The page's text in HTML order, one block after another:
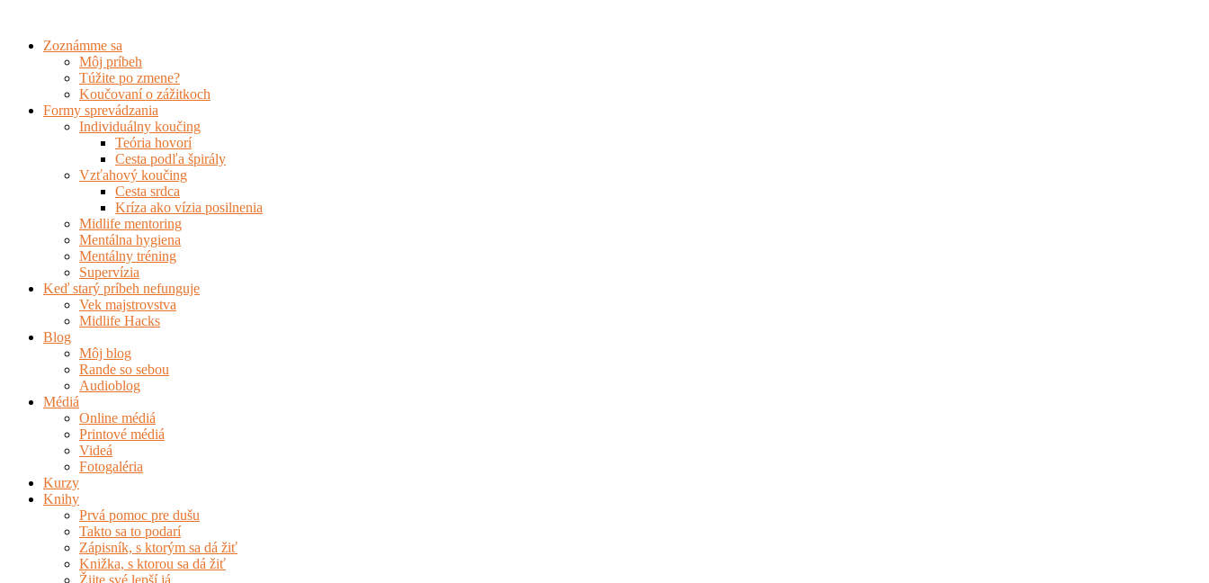
obsah
Zoznámme sa
Môj príbeh
Túžite po zmene?
Koučovaní o zážitkoch
Formy sprevádzania
Individuálny koučing
Teória hovorí
Cesta podľa špirály
Vzťahový koučing
Cesta srdca
Kríza ako vízia posilnenia
Midlife mentoring
Mentálna hygiena
Mentálny tréning
Supervízia
Keď starý príbeh nefunguje
Vek majstrovstva
Midlife Hacks
Blog
Môj blog
Rande so sebou
Audioblog
Médiá
Online médiá
Printové médiá
Videá
Fotogaléria
Kurzy
Knihy
Prvá pomoc pre dušu
Takto sa to podarí
Zápisník, s ktorým sa dá žiť
Knižka, s ktorou sa dá žiť
Žijte své lepší já